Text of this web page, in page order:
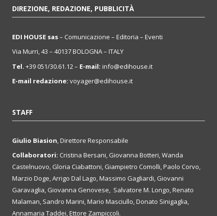
DIREZIONE, REDAZIONE, PUBBLICITÀ
EDI HOUSE sas– Comunicazione – Editoria – Eventi
Via Murri, 43 – 40137 BOLOGNA – ITALY
Tel. +39 051/30.61.12 – E-mail: info@edihouse.it
E-mail redazione: voyager@edihouse.it
STAFF
Giulio Biasion, Direttore Responsabile
Collaboratori: Cristina Bersani, Giovanna Botteri, Wanda
Castelnuovo, Gloria Ciabattoni, Giampietro Comolli, Paolo Corvo,
Marzio Doge, Arrigo Dal Lago, Massimo Gagliardi, Giovanni
Garavaglia, Giovanna Genovese, Salvatore M. Longo, Renato
Malaman, Sandro Marini, Mario Masciullo, Donato Sinigaglia,
Annamaria Taddei, Ettore Zampiccoli.